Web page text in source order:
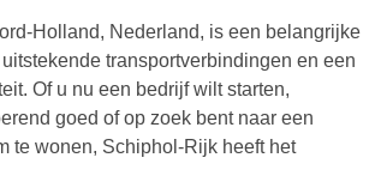
Holland, Nederland, is een belangrijke
transportverbindingen en een
Of u nu een bedrijf wilt starten,
goed of op zoek bent naar een
te wonen, Schiphol-Rijk heeft het